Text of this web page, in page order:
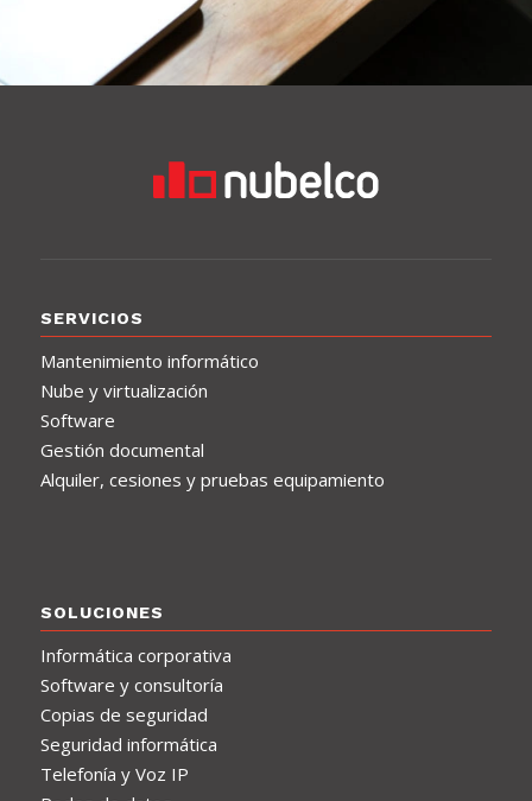
SERVICIOS
Mantenimiento informático
Nube y virtualización
Software
Gestión documental
Alquiler, cesiones y pruebas equipamiento
SOLUCIONES
Informática corporativa
Software y consultoría
Copias de seguridad
Seguridad informática
Telefonía y Voz IP